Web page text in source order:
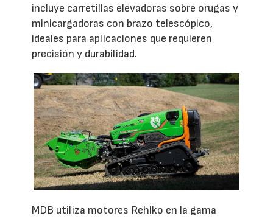
incluye carretillas elevadoras sobre orugas y
minicargadoras con brazo telescópico,
ideales para aplicaciones que requieren
precisión y durabilidad.
MDB utiliza motores Rehlko en la gama